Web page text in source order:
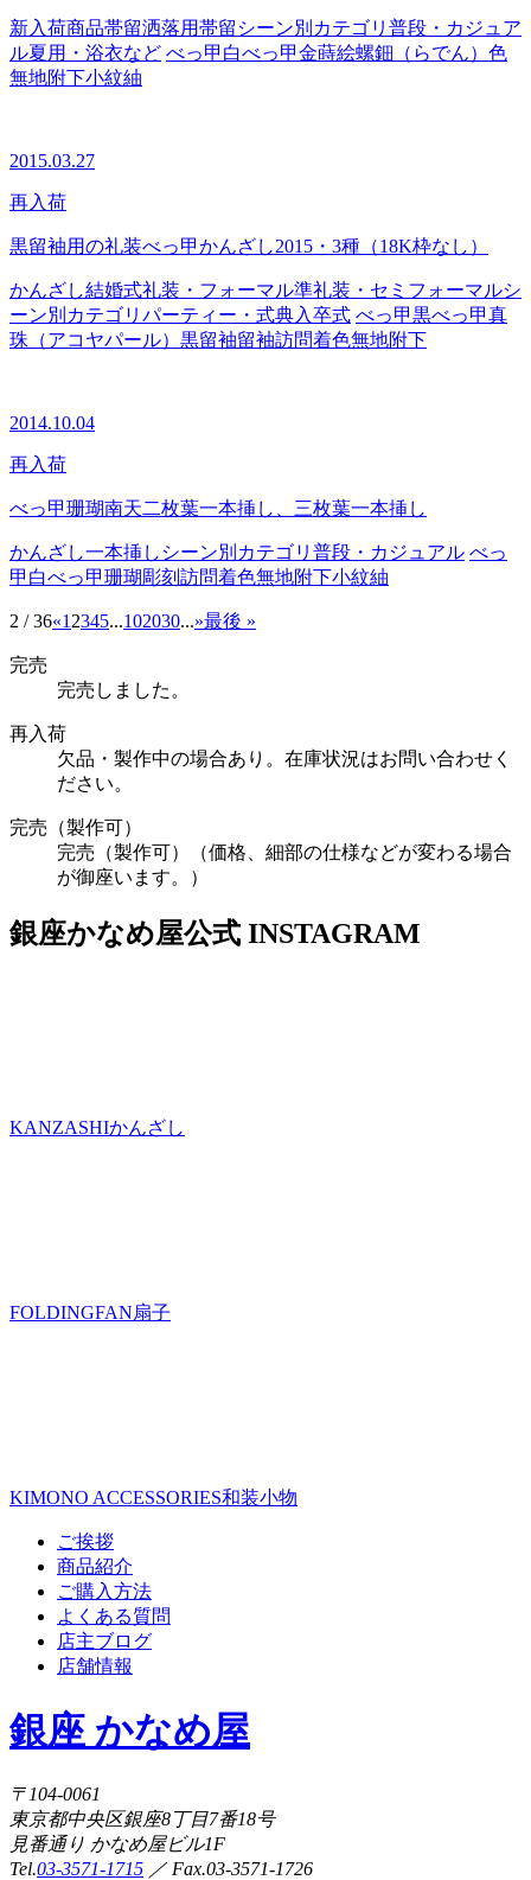
新入荷商品帯留洒落用帯留 シーン別カテゴリ 普段・カジュア
ル夏用・浴衣など べっ甲 白べっ甲金蒔絵螺鈿（らでん） 色
無地附下小紋紬
2015.03.27
再入荷
黒留袖用の礼装べっ甲かんざし2015・3種（18K枠なし）
かんざし結婚式礼装・フォーマル準礼装・セミフォーマルシ
ーン別カテゴリ パーティー・式典入卒式 べっ甲黒べっ甲真
珠（アコヤパール） 黒留袖留袖訪問着色無地附下
2014.10.04
再入荷
べっ甲珊瑚南天二枚葉一本挿し、三枚葉一本挿し
かんざし一本挿し シーン別カテゴリ 普段・カジュアル べっ
甲 白べっ甲珊瑚彫刻 訪問着色無地附下小紋紬
2 / 36«1 2345...102030...»最後 »
完売
完売しました。
再入荷
欠品・製作中の場合あり。在庫状況はお問い合わせく
ださい。
完売（製作可）
完売（製作可）（価格、細部の仕様などが変わる場合
が御座います。）
銀座かなめ屋公式 INSTAGRAM
KANZASHIかんざし
FOLDINGFAN扇子
KIMONO ACCESSORIES和装小物
ご挨拶
商品紹介
ご購入方法
よくある質問
店主ブログ
店舗情報
銀座 かなめ屋
〒104-0061
東京都中央区銀座8丁目7番18号
見番通り かなめ屋ビル1F
Tel.03-3571-1715 ／ Fax.03-3571-1726